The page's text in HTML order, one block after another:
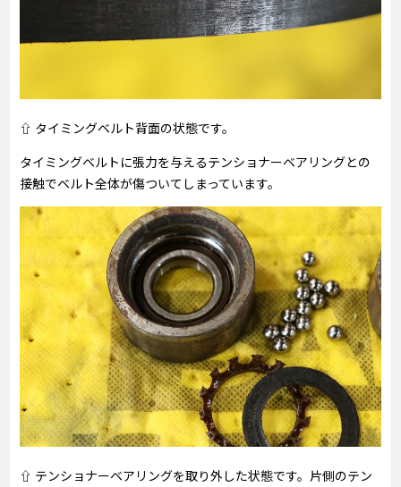
⇧ タイミングベルト背面の状態です。
タイミングベルトに張力を与えるテンショナーベアリングとの
接触でベルト全体が傷ついてしまっています。
⇧ テンショナーベアリングを取り外した状態です。片側のテン